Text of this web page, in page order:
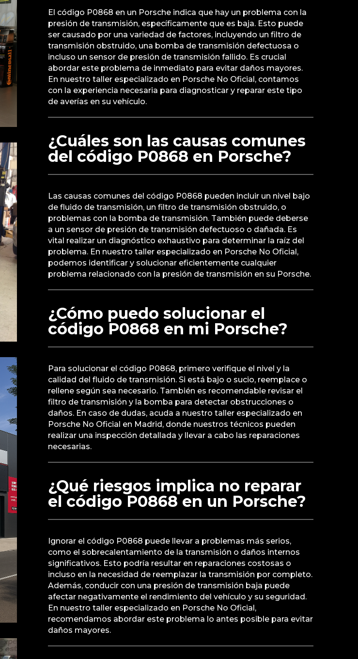
El código P0868 en un Porsche indica que hay un problema con la
presión de transmisión, específicamente que es baja. Esto puede
ser causado por una variedad de factores, incluyendo un filtro de
transmisión obstruido, una bomba de transmisión defectuosa o
incluso un sensor de presión de transmisión fallido. Es crucial
abordar este problema de inmediato para evitar daños mayores.
En nuestro taller especializado en Porsche No Oficial, contamos
con la experiencia necesaria para diagnosticar y reparar este tipo
de averías en su vehículo.
¿Cuáles son las causas comunes
del código P0868 en Porsche?
Las causas comunes del código P0868 pueden incluir un nivel bajo
de fluido de transmisión, un filtro de transmisión obstruido, o
problemas con la bomba de transmisión. También puede deberse
a un sensor de presión de transmisión defectuoso o dañada. Es
vital realizar un diagnóstico exhaustivo para determinar la raíz del
problema. En nuestro taller especializado en Porsche No Oficial,
podemos identificar y solucionar eficientemente cualquier
problema relacionado con la presión de transmisión en su Porsche.
¿Cómo puedo solucionar el
código P0868 en mi Porsche?
Para solucionar el código P0868, primero verifique el nivel y la
calidad del fluido de transmisión. Si está bajo o sucio, reemplace o
rellene según sea necesario. También es recomendable revisar el
filtro de transmisión y la bomba para detectar obstrucciones o
daños. En caso de dudas, acuda a nuestro taller especializado en
Porsche No Oficial en Madrid, donde nuestros técnicos pueden
realizar una inspección detallada y llevar a cabo las reparaciones
necesarias.
¿Qué riesgos implica no reparar
el código P0868 en un Porsche?
Ignorar el código P0868 puede llevar a problemas más serios,
como el sobrecalentamiento de la transmisión o daños internos
significativos. Esto podría resultar en reparaciones costosas o
incluso en la necesidad de reemplazar la transmisión por completo.
Además, conducir con una presión de transmisión baja puede
afectar negativamente el rendimiento del vehículo y su seguridad.
En nuestro taller especializado en Porsche No Oficial,
recomendamos abordar este problema lo antes posible para evitar
daños mayores.